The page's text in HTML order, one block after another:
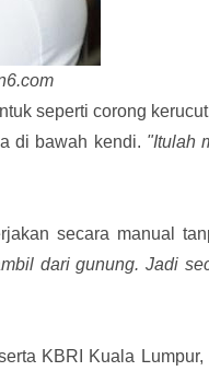
seperti corong
di bawah kendi. "Itulah
secara manual
dari gunung. Jadi
KBRI Kuala Lumpur,